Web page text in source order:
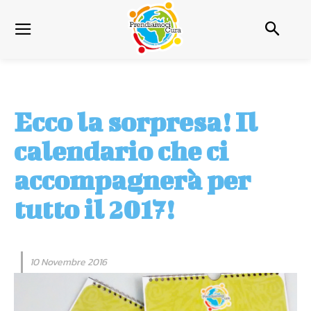
Ecco la sorpresa! Il
calendario che ci
accompagnerà per
tutto il 2017!
10 Novembre 2016